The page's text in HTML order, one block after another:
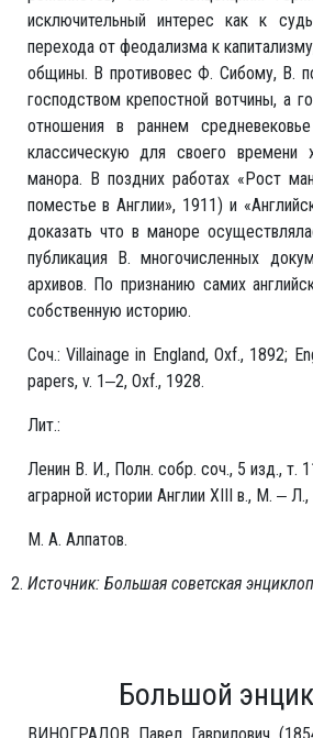
исключительный интерес как к
перехода от феодализма к
общины. В противовес Ф. Сибому, В.
господством крепостной вотчины, а
отношения в раннем
классическую для своего времени
манора. В поздних работах «Рост
поместье в Англии», 1911) и
доказать что в маноре
публикация В. многочисленных
архивов. По признанию самих
собственную историю.
Соч.: Villainage in England, Oxf., 1892;
papers, v. 1‒2, Oxf., 1928.
Лит.:
Ленин В. И., Полн. собр. соч., 5 изд., т.
аграрной истории Англии XIII в., М. ‒ Л.,
М. А. Алпатов.
Источник: Большая советская
Большой